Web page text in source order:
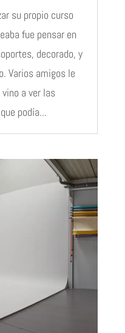
su propio curso
fue pensar en
decorado, y
Varios amigos le
a ver las
podía...